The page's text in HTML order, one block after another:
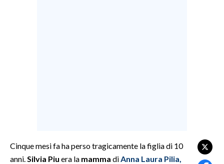
CULTURA
Cinque mesi fa ha perso tragicamente la figlia di 10
anni. Silvia Piu era la mamma di Anna Laura Pilia,